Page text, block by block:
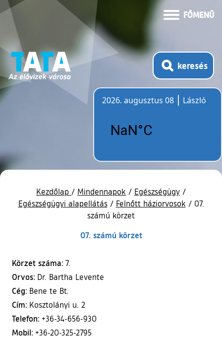
FŐMENÜ
keresés
2026. augusztus 08
László
Kezdőlap / Mindennapok / Egészségügy /
Egészségügyi alapellátás / Felnőtt háziorvosok / 07.
számú körzet
07. számú körzet
Körzet száma: 7.
Orvos: Dr. Bartha Levente
Cég: Bene te Bt.
Cím: Kosztolányi u. 2
Telefon: +36-34-656-930
Mobil: +36-20-325-2795